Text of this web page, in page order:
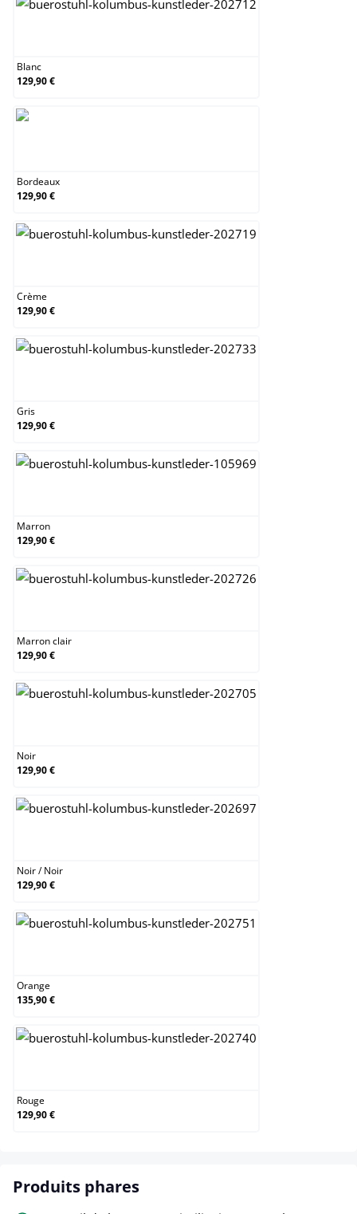
Blanc
129,90 €
Bordeaux
129,90 €
Crème
129,90 €
Gris
129,90 €
Marron
129,90 €
Marron clair
129,90 €
Noir
129,90 €
Noir/Noir
129,90 €
Orange
135,90 €
Rouge
129,90 €
Produits phares